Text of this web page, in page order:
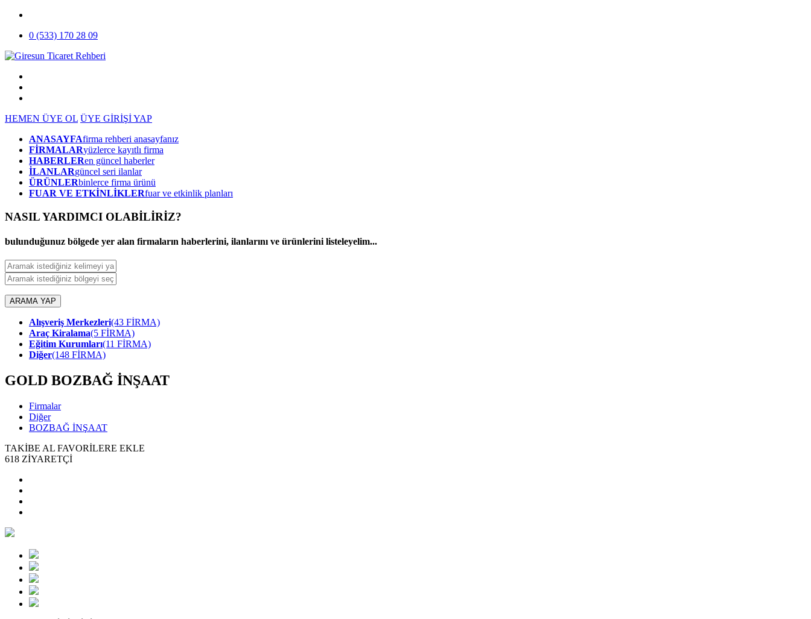
0 (533) 170 28 09
HEMEN ÜYE OL ÜYE GİRİŞİ YAP
ANASAYFAfirma rehberi anasayfanız
FİRMALARyüzlerce kayıtlı firma
HABERLERen güncel haberler
İLANLARgüncel seri ilanlar
ÜRÜNLERbinlerce firma ürünü
FUAR VE ETKİNLİKLERfuar ve etkinlik planları
NASIL YARDIMCI OLABİLİRİZ?
bulunduğunuz bölgede yer alan firmaların haberlerini, ilanlarını ve ürünlerini listeleyelim...
ARAMA YAP
Alışveriş Merkezleri(43 FİRMA)
Araç Kiralama(5 FİRMA)
Eğitim Kurumları(11 FİRMA)
Diğer(148 FİRMA)
GOLD BOZBAĞ İNŞAAT
Firmalar
Diğer
BOZBAĞ İNŞAAT
TAKİBE AL FAVORİLERE EKLE
618 ZİYARETÇİ